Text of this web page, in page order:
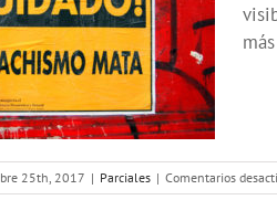
25th, 2017 | Parciales | Comentarios